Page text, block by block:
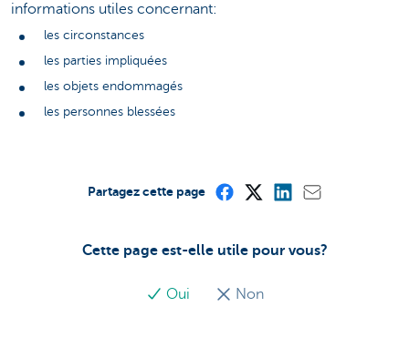
informations utiles concernant:
les circonstances
les parties impliquées
les objets endommagés
les personnes blessées
Cette page est-elle utile pour vous?
Oui Non
Partagez cette page